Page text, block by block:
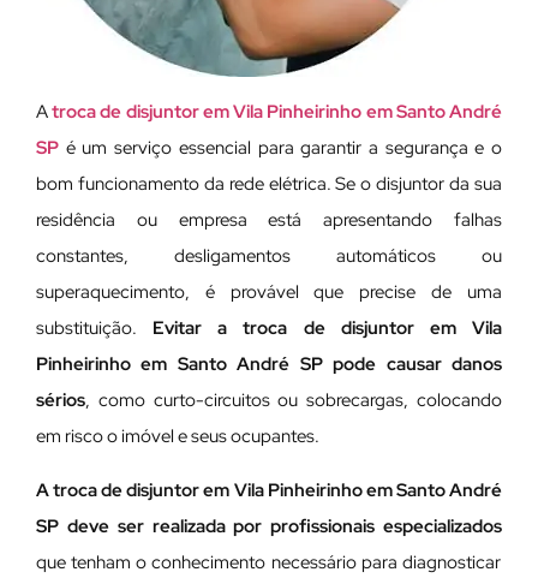
Atroca de disjuntor em Vila Pinheirinho em Santo André
SP é um serviço essencial para garantir a segurança e o
bom funcionamento da rede elétrica. Se o disjuntor da sua
residência ou empresa está apresentando falhas
constantes, desligamentos automáticos ou
superaquecimento, é provável que precise de uma
substituição. Evitar a troca de disjuntor em Vila
Pinheirinho em Santo André SP pode causar danos
sérios, como curto-circuitos ou sobrecargas, colocando
em risco o imóvel e seus ocupantes.
A troca de disjuntor em Vila Pinheirinho em Santo André
SP deve ser realizada por profissionais especializados
que tenham o conhecimento necessário para diagnosticar